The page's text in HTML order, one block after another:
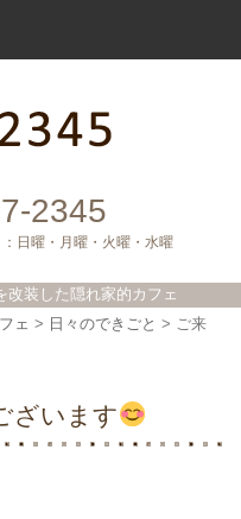
ェ
2345
日曜・月曜・火曜・水曜
装した隠れ家的カフェ
ェ > 日々のできごと > ご来
ざいます